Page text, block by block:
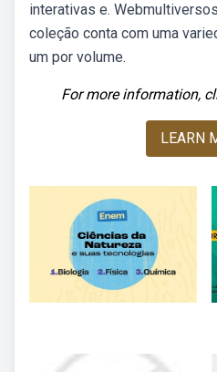
interativas e.
coleção conta com uma
um por volume.
For more information,
LEARN